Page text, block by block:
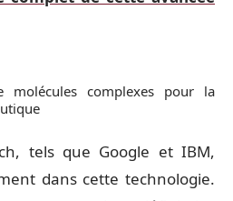
complexes pour la
tels que Google et IBM,
dans cette technologie.